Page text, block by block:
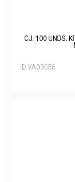
CJ. 100 UNDS.
ID:VA03056